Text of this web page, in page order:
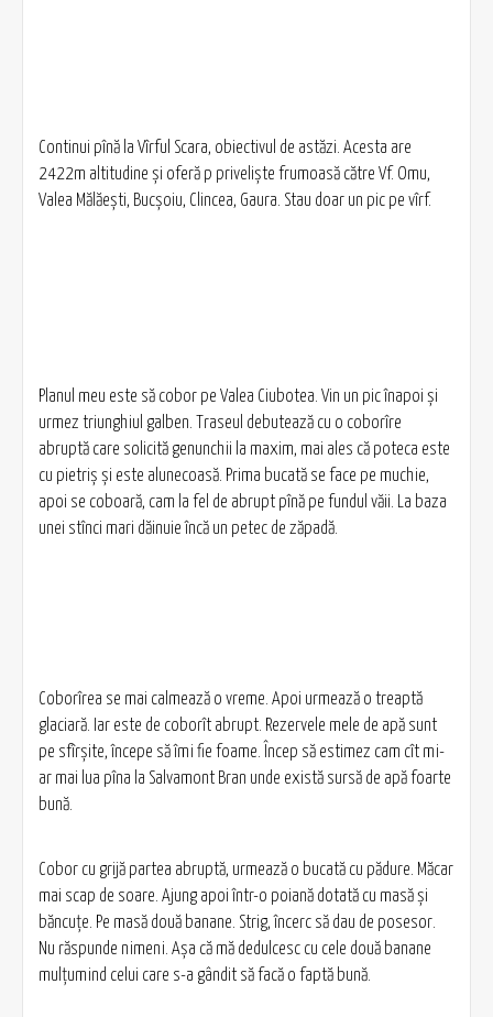
Continui pînă la Vîrful Scara, obiectivul de astăzi. Acesta are
2422m altitudine și oferă p priveliște frumoasă către Vf. Omu,
Valea Mălăești, Bucșoiu, Clincea, Gaura. Stau doar un pic pe vîrf.
Planul meu este să cobor pe Valea Ciubotea. Vin un pic înapoi și
urmez triunghiul galben. Traseul debutează cu o coborîre
abruptă care solicită genunchii la maxim, mai ales că poteca este
cu pietriș și este alunecoasă. Prima bucată se face pe muchie,
apoi se coboară, cam la fel de abrupt pînă pe fundul văii. La baza
unei stînci mari dăinuie încă un petec de zăpadă.
Coborîrea se mai calmează o vreme. Apoi urmează o treaptă
glaciară. Iar este de coborît abrupt. Rezervele mele de apă sunt
pe sfîrșite, începe să îmi fie foame. Încep să estimez cam cît mi-
ar mai lua pîna la Salvamont Bran unde există sursă de apă foarte
bună.
Cobor cu grijă partea abruptă, urmează o bucată cu pădure. Măcar
mai scap de soare. Ajung apoi într-o poiană dotată cu masă și
băncuțe. Pe masă două banane. Strig, încerc să dau de posesor.
Nu răspunde nimeni. Așa că mă dedulcesc cu cele două banane
mulțumind celui care s-a gândit să facă o faptă bună.